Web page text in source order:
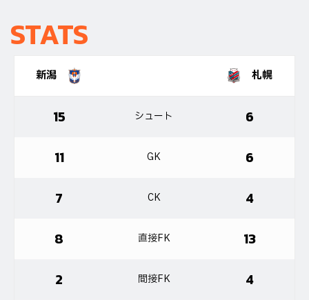
STATS
新潟 札幌
15 シュート
6
11
GK
6
7
CK
4
8
直接FK
13
2
間接FK
4